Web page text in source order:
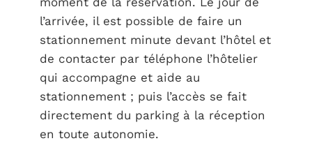
l’arrivée, il est possible de faire un
stationnement minute devant l’hôtel et
de contacter par téléphone l’hôtelier
qui accompagne et aide au
stationnement ; puis l’accès se fait
directement du parking à la réception
en toute autonomie.